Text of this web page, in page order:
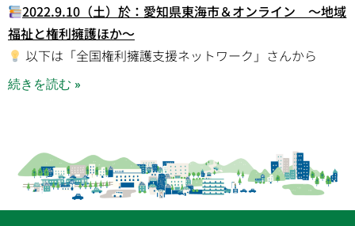
2022.9.10（土）於：愛知県東海市＆オンライン ～地域
福祉と権利擁護ほか～
以下は「全国権利擁護支援ネットワーク」さんから
続きを読む »